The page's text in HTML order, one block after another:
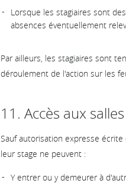
Lorsque les stagiaires sont
absences éventuellement
Par ailleurs, les stagiaires sont
déroulement de l'action sur les
11. Accès aux
Sauf autorisation expresse
leur stage ne peuvent :
Y entrer ou y demeurer à